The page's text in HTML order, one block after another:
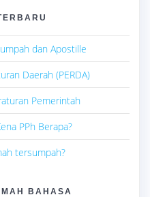
dan Apostille
Daerah (PERDA)
Pemerintah
PPh Berapa?
tersumpah?
BAHASA